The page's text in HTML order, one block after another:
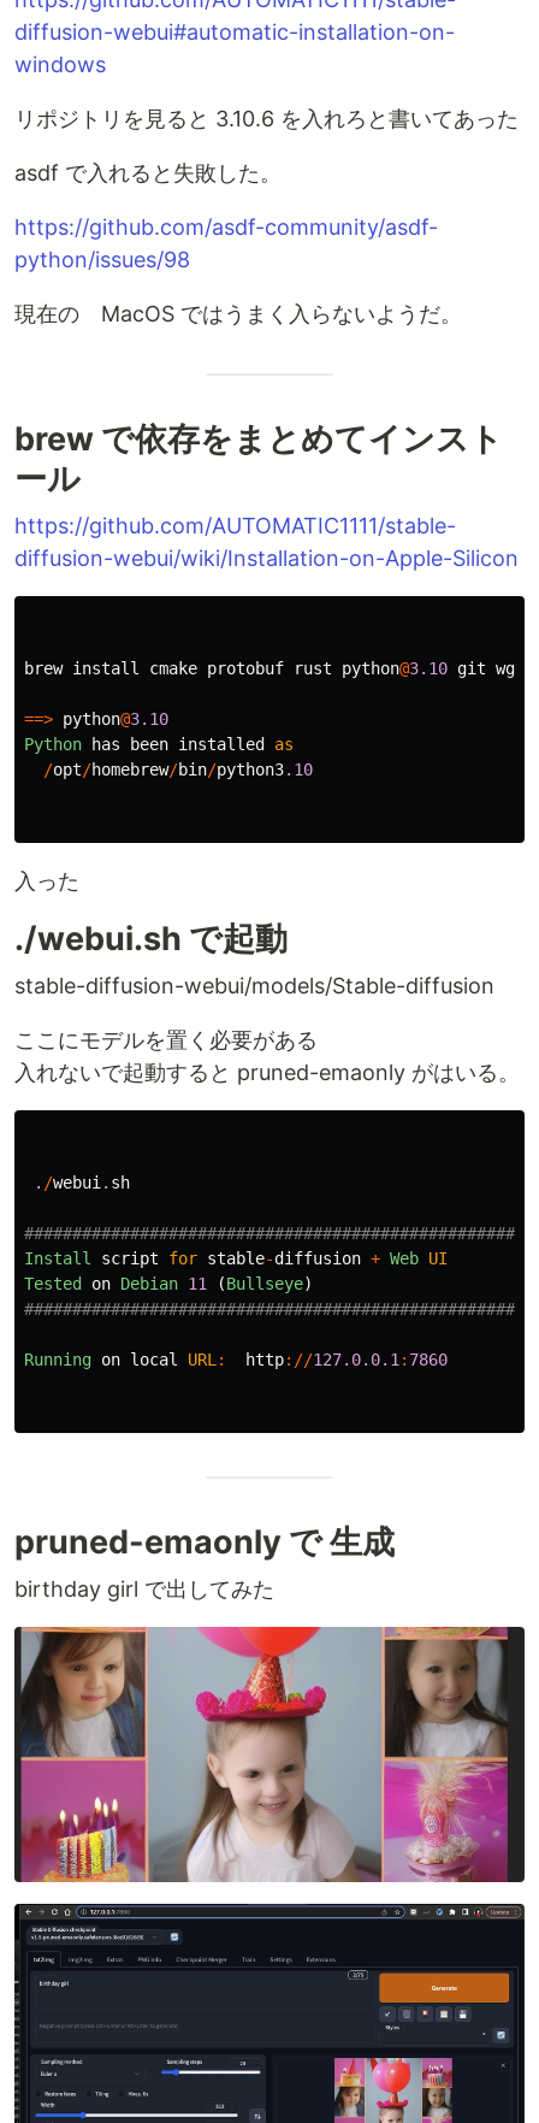
diffusion-webui#automatic-installation-on-
windows
リポジトリを見ると 3.10.6 を入れろと書いてあった
asdf で入れると失敗した。
https://github.com/asdf-community/asdf-
python/issues/98
現在の MacOS ではうまく入らないようだ。
brew で依存をまとめてインスト
ール
https://github.com/AUTOMATIC1111/stable-
diffusion-webui/wiki/Installation-on-Apple-Silicon
brew install cmake protobuf rust python@3.10 git wget
==> python@3.10
Python
has been installed
as
/opt/homebrew/bin/python3.10
入った
./webui.sh で起動
stable-diffusion-webui/models/Stable-diffusion
ここにモデルを置く必要がある
入れないで起動すると pruned-emaonly がはいる。
. /webui. sh
Install
script for stable-diffusion + Web UI
Tested
on Debian 11 (Bullseye)
Running on local URL: http://127.0.0.1: 7860
pruned-emaonly で 生成
birthday girl で出してみた